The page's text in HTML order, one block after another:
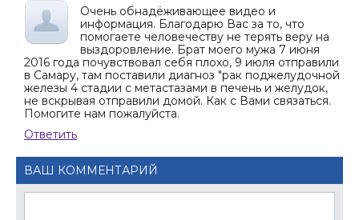
Очень обнадёживающее видео и
информация. Благодарю Вас за то, что
помогаете человечеству не терять веру на
выздоровление. Брат моего мужа 7 июня
2016 года почувствовал себя плохо, 9 июля отправили
в Самару, там поставили диагноз "рак поджелудочной
железы 4 стадии с метастазами в печень и желудок,
не вскрывая отправили домой. Как с Вами связаться.
Помогите нам пожалуйста.
Ответить
ВАШ КОММЕНТАРИЙ